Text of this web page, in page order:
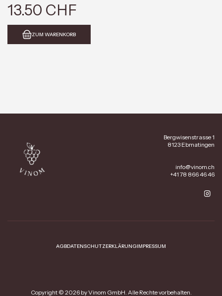
13.50 CHF
ZUM WARENKORB
Bergwisenstrasse 1
8123 Ebmatingen
info@vinom.ch
+41 78 866 46 46
AGBDATENSCHUTZERKLÄRUNGIMPRESSUM
Copyright © 2026 by Vinom GmbH. Alle Rechte vorbehalten.